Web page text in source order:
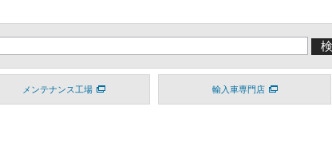
メンテナンス工場 輸入車専門店